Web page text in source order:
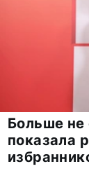
Больше не
показала